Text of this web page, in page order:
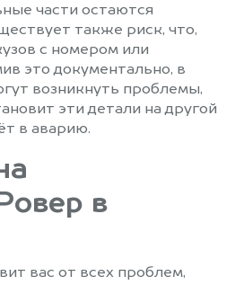
части остаются
также риск, что,
с номером или
это документально, в
возникнуть проблемы,
эти детали на другой
в аварию.
в
вас от всех проблем,